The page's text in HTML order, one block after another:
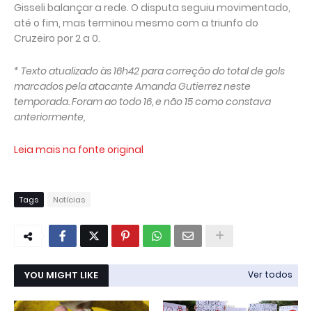
Gisseli balançar a rede. O disputa seguiu movimentado,
até o fim, mas terminou mesmo com a triunfo do
Cruzeiro por 2 a 0.
* Texto atualizado às 16h42 para correção do total de gols
marcados pela atacante Amanda Gutierrez neste
temporada. Foram ao todo 16, e não 15 como constava
anteriormente,
Leia mais na fonte original
Tags Notícias
YOU MIGHT LIKE Ver todos